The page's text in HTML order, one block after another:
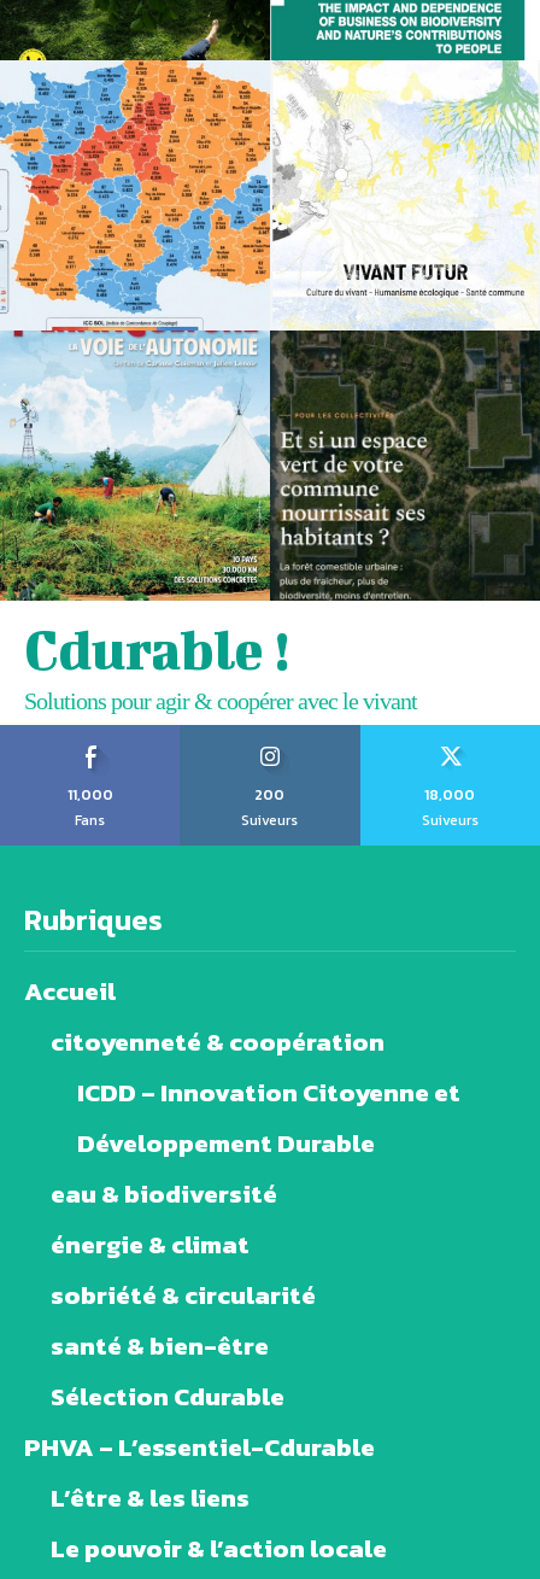
Cdurable !
Solutions pour agir & coopérer avec le vivant
11,000
Fans
200
Suiveurs
18,000
Suiveurs
Rubriques
Accueil
citoyenneté & coopération
ICDD – Innovation Citoyenne et
Développement Durable
eau & biodiversité
énergie & climat
sobriété & circularité
santé & bien-être
Sélection Cdurable
PHVA – L’essentiel-Cdurable
L’être & les liens
Le pouvoir & l’action locale